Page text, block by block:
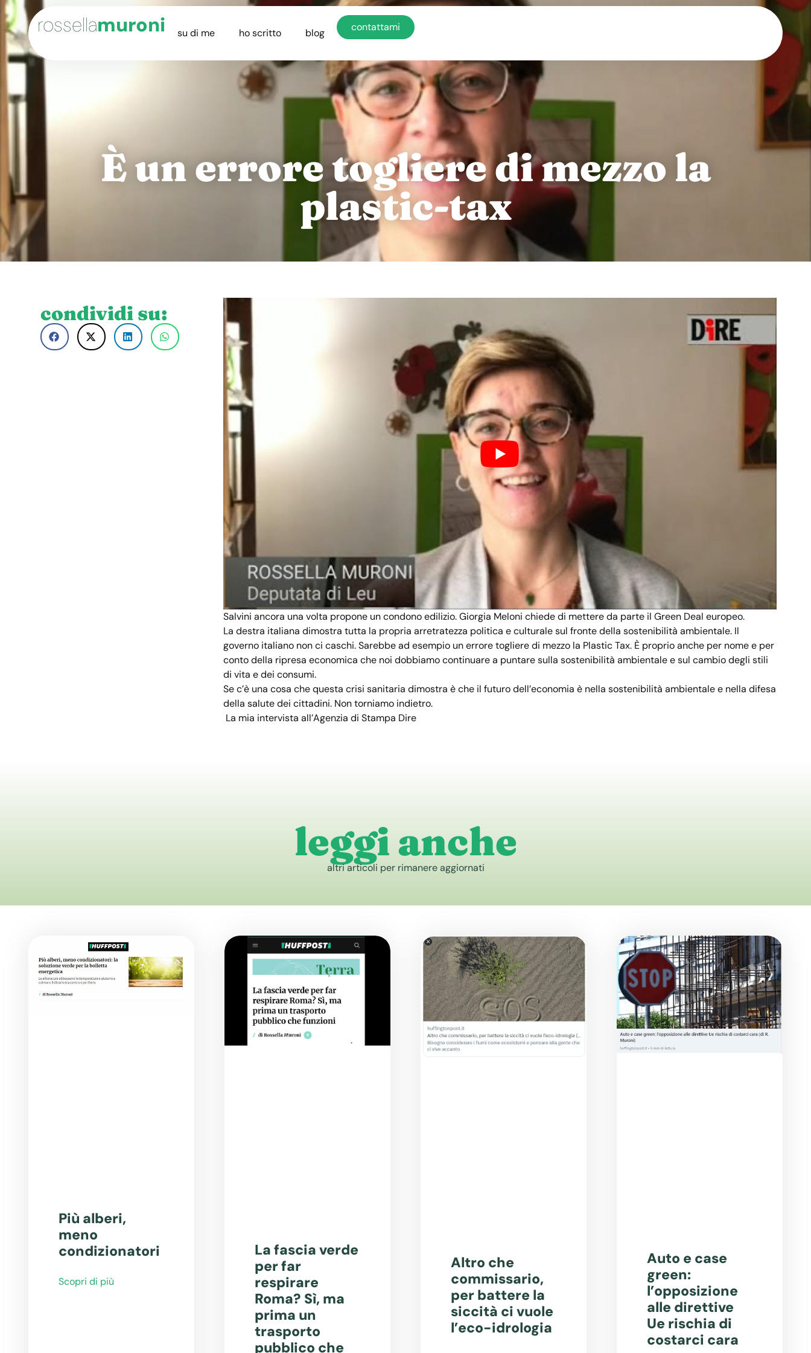
rossellamuroni su di me ho scritto blog contattami
È un errore togliere di mezzo la
plastic-tax
condividi su:
Salvini ancora una volta propone un condono edilizio. Giorgia Meloni chiede di mettere da parte il Green Deal europeo.
La destra italiana dimostra tutta la propria arretratezza politica e culturale sul fronte della sostenibilità ambientale. Il
governo italiano non ci caschi. Sarebbe ad esempio un errore togliere di mezzo la Plastic Tax. È proprio anche per nome e per
conto della ripresa economica che noi dobbiamo continuare a puntare sulla sostenibilità ambientale e sul cambio degli stili
di vita e dei consumi.
Se c’è una cosa che questa crisi sanitaria dimostra è che il futuro dell’economia è nella sostenibilità ambientale e nella difesa
della salute dei cittadini. Non torniamo indietro.
La mia intervista all’Agenzia di Stampa Dire
leggi anche
altri articoli per rimanere aggiornati
Più alberi,
meno
condizionatori
Scopri di più
La fascia verde
per far
respirare
Roma? Sì, ma
prima un
trasporto
pubblico che
Altro che
commissario,
per battere la
siccità ci vuole
l’eco-idrologia
Auto e case
green:
l’opposizione
alle direttive
Ue rischia di
costarci cara